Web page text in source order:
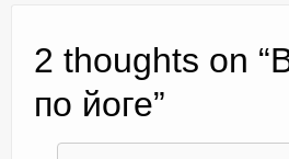
2 thoughts on “
по йоге”